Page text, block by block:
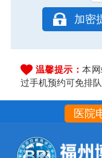
温馨提示：本
过手机预约可免排队
医院